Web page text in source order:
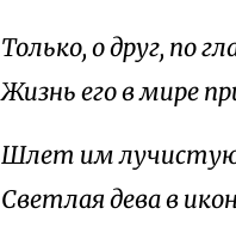
Только, о друг, по
Жизнь его в мире
Шлет им лучистую
Светлая дева в